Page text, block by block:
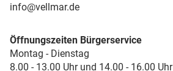
info@vellmar.de
Öffnungszeiten Bürgerservice
Montag - Dienstag
8.00 - 13.00 Uhr und 14.00 - 16.00 Uhr